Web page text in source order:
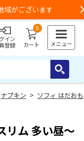
一部地域除く）
イン
登録
0
カート メニュー
ナプキン > ソフィ はだおも
リム 多い昼～